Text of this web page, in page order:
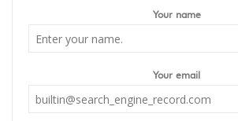
Your name
Your email